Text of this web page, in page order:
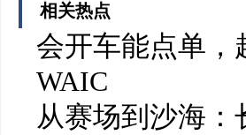
相关热点
会开车能点单，
WAIC
从赛场到沙海